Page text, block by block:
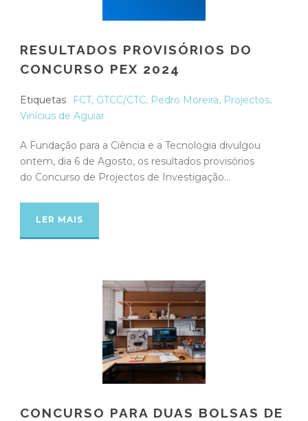
RESULTADOS PROVISÓRIOS DO
CONCURSO PEX 2024
Etiquetas FCT, GTCC/CTC, Pedro Moreira, Projectos,
Vinícius de Aguiar
A Fundação para a Ciência e a Tecnologia divulgou
ontem, dia 6 de Agosto, os resultados provisórios
do Concurso de Projectos de Investigação...
LER MAIS
CONCURSO PARA DUAS BOLSAS DE